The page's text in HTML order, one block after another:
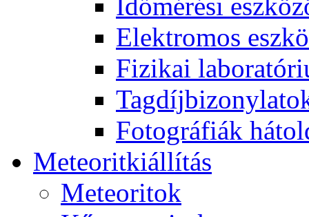
Elekt­ro­mos
Fi­zi­kai
Fo­tog­rá­fi­ák
Me­te­o­rit­ki­ál­lí­tás
Me­te­o­ri­tok